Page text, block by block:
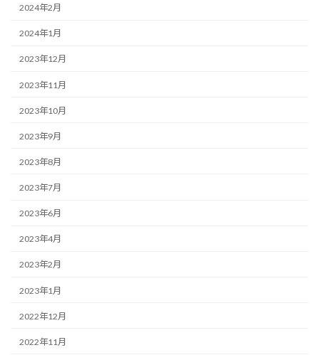
2024年2月
2024年1月
2023年12月
2023年11月
2023年10月
2023年9月
2023年8月
2023年7月
2023年6月
2023年4月
2023年2月
2023年1月
2022年12月
2022年11月